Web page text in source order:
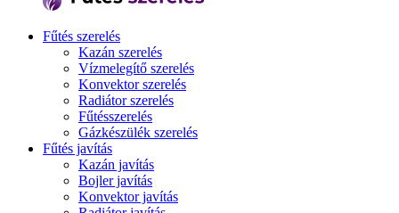
Fűtés szerelés
Kazán szerelés
Vízmelegítő szerelés
Konvektor szerelés
Radiátor szerelés
Fűtésszerelés
Gázkészülék szerelés
Fűtés javítás
Kazán javítás
Bojler javítás
Konvektor javítás